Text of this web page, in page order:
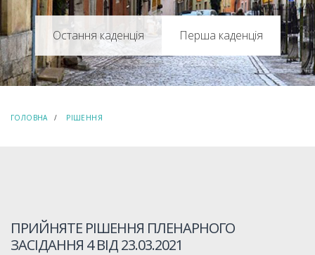
Перша каденція
ГОЛОВНА РІШЕННЯ
ПРИЙНЯТЕ РІШЕННЯ ПЛЕНАРНОГО
ЗАСІДАННЯ 4 ВІД23.03.2021